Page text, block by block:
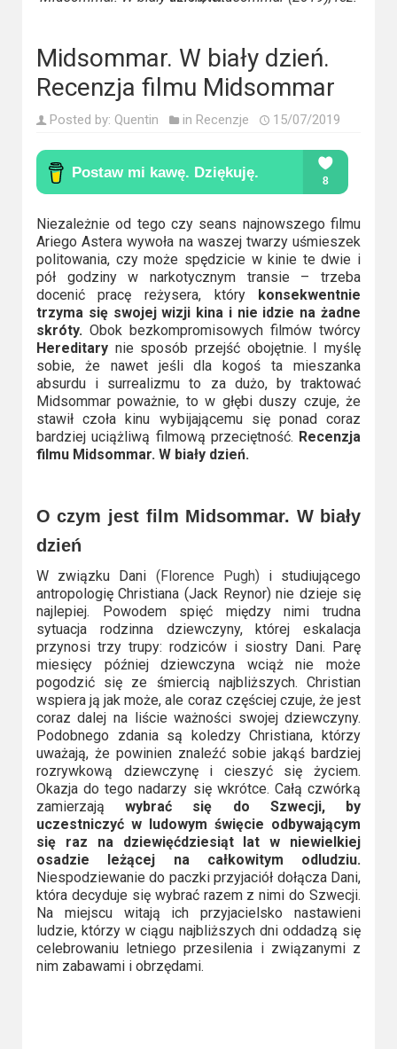
Komedie
Południowa
Filmy
oparte
na
faktach
Thrillery
Streaming
Amazon
Prime
Video
Apple
+
Disney+
HBO
Max
Netflix
Sky
Showtime
Podsumowania
2023
2022
2021
2020
2019
Midsommar. W biały dzień.
Recenzja filmu Midsommar
Posted by: Quentin in Recenzje 15/07/2019
Niezależnie od tego czy seans najnowszego filmu
Ariego Astera wywoła na waszej twarzy uśmieszek
politowania, czy może spędzicie w kinie te dwie i
pół godziny w narkotycznym transie – trzeba
docenić pracę reżysera, który konsekwentnie
trzyma się swojej wizji kina i nie idzie na żadne
skróty.Obok bezkompromisowych filmów twórcy
Hereditarynie sposób przejść obojętnie. I myślę
sobie, że nawet jeśli dla kogoś ta mieszanka
absurdu i surrealizmu to za dużo, by traktować
Midsommar poważnie, to w głębi duszy czuje, że
stawił czoła kinu wybijającemu się ponad coraz
bardziej uciążliwą filmową przeciętność. Recenzja
filmu Midsommar. W biały dzień.
O czym jest film Midsommar. W biały
dzień
W związku Dani (Florence Pugh) i studiującego
antropologię Christiana (Jack Reynor) nie dzieje się
najlepiej. Powodem spięć między nimi trudna
sytuacja rodzinna dziewczyny, której eskalacja
przynosi trzy trupy: rodziców i siostry Dani. Parę
miesięcy później dziewczyna wciąż nie może
pogodzić się ze śmiercią najbliższych. Christian
wspiera ją jak może, ale coraz częściej czuje, że jest
coraz dalej na liście ważności swojej dziewczyny.
Podobnego zdania są koledzy Christiana, którzy
uważają, że powinien znaleźć sobie jakąś bardziej
rozrywkową dziewczynę i cieszyć się życiem.
Okazja do tego nadarzy się wkrótce. Całą czwórką
zamierzająwybrać się do Szwecji, by
uczestniczyć w ludowym święcie odbywającym
się raz na dziewięćdziesiąt lat w niewielkiej
osadzie leżącej na całkowitym odludziu.
Niespodziewanie do paczki przyjaciół dołącza Dani,
która decyduje się wybrać razem z nimi do Szwecji.
Na miejscu witają ich przyjacielsko nastawieni
ludzie, którzy w ciągu najbliższych dni oddadzą się
celebrowaniu letniego przesilenia i związanymi z
nim zabawami i obrzędami.